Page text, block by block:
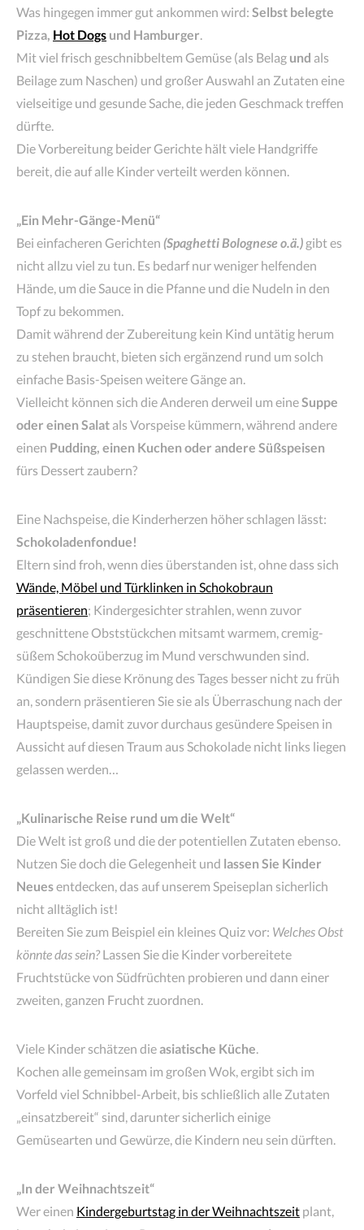
Was hingegen immer gut ankommen wird: Selbst belegte
Pizza, Hot Dogs und Hamburger.
Mit viel frisch geschnibbeltem Gemüse (als Belag und als
Beilage zum Naschen) und großer Auswahl an Zutaten eine
vielseitige und gesunde Sache, die jeden Geschmack treffen
dürfte.
Die Vorbereitung beider Gerichte hält viele Handgriffe
bereit, die auf alle Kinder verteilt werden können.
„Ein Mehr-Gänge-Menü“
Bei einfacheren Gerichten (Spaghetti Bolognese o.ä.) gibt es
nicht allzu viel zu tun. Es bedarf nur weniger helfenden
Hände, um die Sauce in die Pfanne und die Nudeln in den
Topf zu bekommen.
Damit während der Zubereitung kein Kind untätig herum
zu stehen braucht, bieten sich ergänzend rund um solch
einfache Basis-Speisen weitere Gänge an.
Vielleicht können sich die Anderen derweil um eineSuppe
oder einen Salat als Vorspeise kümmern, während andere
einen Pudding, einen Kuchen oder andere Süßspeisen
fürs Dessert zaubern?
Eine Nachspeise, die Kinderherzen höher schlagen lässt:
Schokoladenfondue!
Eltern sind froh, wenn dies überstanden ist, ohne dass sich
Wände, Möbel und Türklinken in Schokobraun
präsentieren; Kindergesichter strahlen, wenn zuvor
geschnittene Obststückchen mitsamt warmem, cremig-
süßem Schokoüberzug im Mund verschwunden sind.
Kündigen Sie diese Krönung des Tages besser nicht zu früh
an, sondern präsentieren Sie sie als Überraschung nach der
Hauptspeise, damit zuvor durchaus gesündere Speisen in
Aussicht auf diesen Traum aus Schokolade nicht links liegen
gelassen werden…
„Kulinarische Reise rund um die Welt“
Die Welt ist groß und die der potentiellen Zutaten ebenso.
Nutzen Sie doch die Gelegenheit und lassen Sie Kinder
Neuesentdecken, das auf unserem Speiseplan sicherlich
nicht alltäglich ist!
Bereiten Sie zum Beispiel ein kleines Quiz vor: Welches Obst
könnte das sein? Lassen Sie die Kinder vorbereitete
Fruchtstücke von Südfrüchten probieren und dann einer
zweiten, ganzen Frucht zuordnen.
Viele Kinder schätzen dieasiatische Küche.
Kochen alle gemeinsam im großen Wok, ergibt sich im
Vorfeld viel Schnibbel-Arbeit, bis schließlich alle Zutaten
„einsatzbereit“ sind, darunter sicherlich einige
Gemüsearten und Gewürze, die Kindern neu sein dürften.
„In der Weihnachtszeit“
Wer einen Kindergeburtstag in der Weihnachtszeit plant,